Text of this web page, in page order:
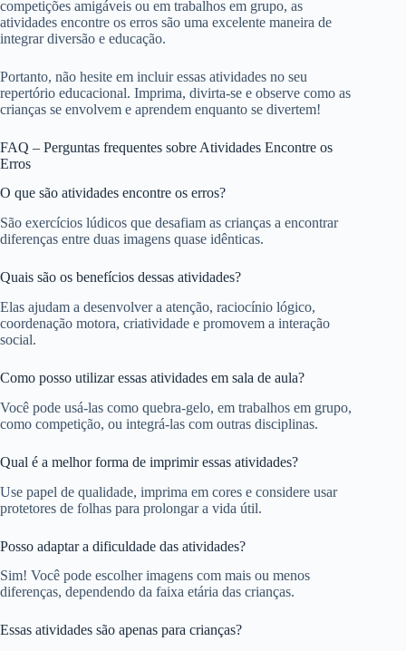
competições amigáveis ou em trabalhos em grupo, as
atividades encontre os erros são uma excelente maneira de
integrar diversão e educação.
Portanto, não hesite em incluir essas atividades no seu
repertório educacional. Imprima, divirta-se e observe como as
crianças se envolvem e aprendem enquanto se divertem!
FAQ – Perguntas frequentes sobre Atividades Encontre os
Erros
O que são atividades encontre os erros?
São exercícios lúdicos que desafiam as crianças a encontrar
diferenças entre duas imagens quase idênticas.
Quais são os benefícios dessas atividades?
Elas ajudam a desenvolver a atenção, raciocínio lógico,
coordenação motora, criatividade e promovem a interação
social.
Como posso utilizar essas atividades em sala de aula?
Você pode usá-las como quebra-gelo, em trabalhos em grupo,
como competição, ou integrá-las com outras disciplinas.
Qual é a melhor forma de imprimir essas atividades?
Use papel de qualidade, imprima em cores e considere usar
protetores de folhas para prolongar a vida útil.
Posso adaptar a dificuldade das atividades?
Sim! Você pode escolher imagens com mais ou menos
diferenças, dependendo da faixa etária das crianças.
Essas atividades são apenas para crianças?